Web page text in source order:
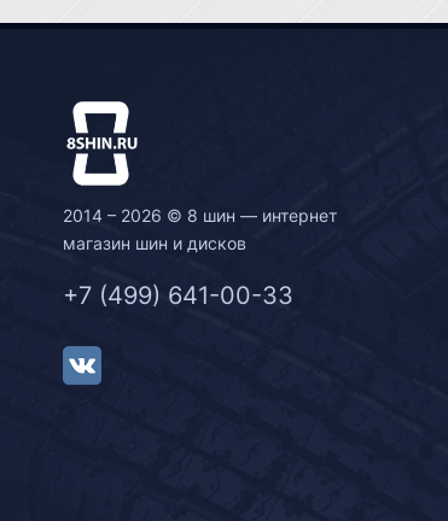
2014 – 2026 © 8 шин — интернет
магазин шин и дисков
+7 (499) 641-00-33